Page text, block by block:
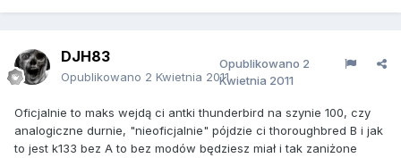
DJH83
Opublikowano 2 Kwietnia 2011
Opublikowano 2
Kwietnia 2011
Oficjalnie to maks wejdą ci antki thunderbird na szynie 100, czy
analogiczne durnie, "nieoficjalnie" pójdzie ci thoroughbred B i jak
to jest k133 bez A to bez modów będziesz miał i tak zaniżone